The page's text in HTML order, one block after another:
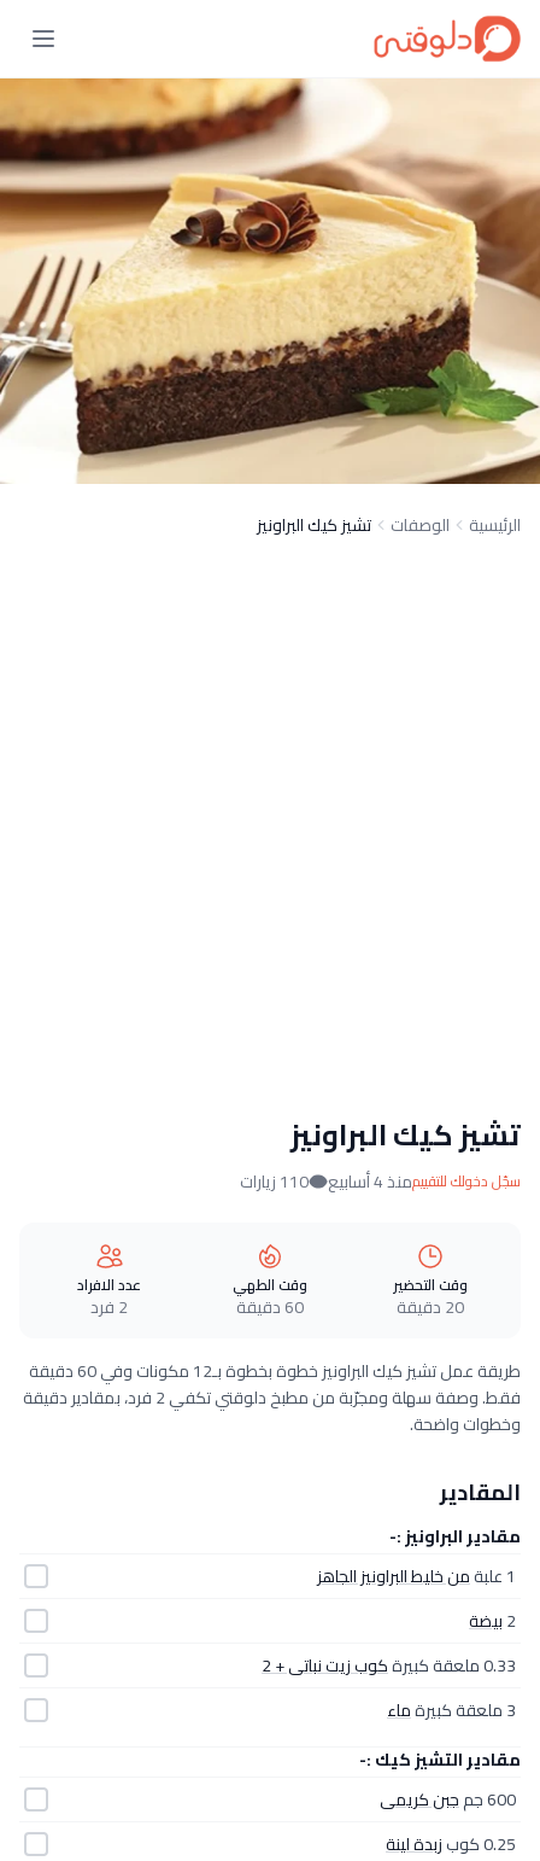
الرئيسية الوصفات تشيز كيك البراونيز
تشيز كيك البراونيز
سجّل دخولك للتقييممنذ 4 أسابيع 110 زيارات
وقت التحضير
20 دقيقة
وقت الطهي
60 دقيقة
عدد الافراد
2 فرد
طريقة عمل تشيز كيك البراونيز خطوة بخطوة بـ12 مكونات وفي 60 دقيقة
فقط. وصفة سهلة ومجرّبة من مطبخ دلوقتي تكفي 2 فرد، بمقادير دقيقة
وخطوات واضحة.
المقادير
مقادير البراونيز :-
1 علبة
من خليط البراونيز الجاهز
2بيضة
0.33 ملعقة كبيرة
كوب زيت نباتى + 2
3 ملعقة كبيرة
ماء
مقادير التشيز كيك :-
600 جم
جبن كريمى
0.25 كوب
زبدة لينة